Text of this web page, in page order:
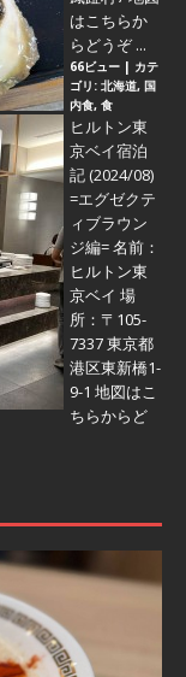
はこちらか
らどうぞ ...
66ビュー | カテ
ゴリ: 北海道, 国
内食, 食
ヒルトン東
京ベイ宿泊
記 (2024/08)
=エグゼクテ
ィブラウン
ジ編=名前：
ヒルトン東
京ベイ 場
所：〒105-
7337 東京都
港区東新橋1-
9-1 地図はこ
ちらからど